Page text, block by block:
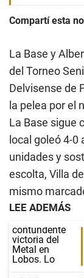
Compartí esta
La Base y
del Torneo
Delvisense de
la pelea por el
La Base sigue
local goleó 4-0
unidades y
escolta, Villa
mismo
LEE ADEMÁS